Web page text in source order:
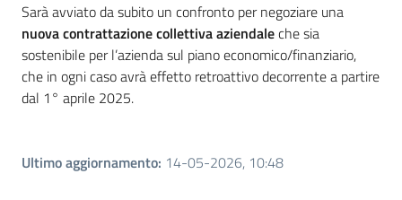
Sarà avviato da subito un confronto per negoziare una
nuova contrattazione collettiva aziendaleche sia
sostenibile per l’azienda sul piano economico/finanziario,
che in ogni caso avrà effetto retroattivo decorrente a partire
dal 1° aprile 2025.
Ultimo aggiornamento: 14-05-2026, 10:48